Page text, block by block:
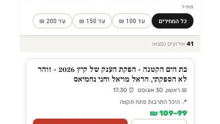
מחיר
כל המחירים עד 100 ₪ עד 150 ₪ עד 200 ₪
41 אירועים נמצאו
בת הים הקטנה - הפקת הענק של קיץ 2026 - זוהר
לא הספקתי, הראל מויאל וחני נחמיאס
📅 ראשון, 30 אוגוסט ⏰ 17:30
📍 היכל התרבות פתח תקווה
99–109 ₪